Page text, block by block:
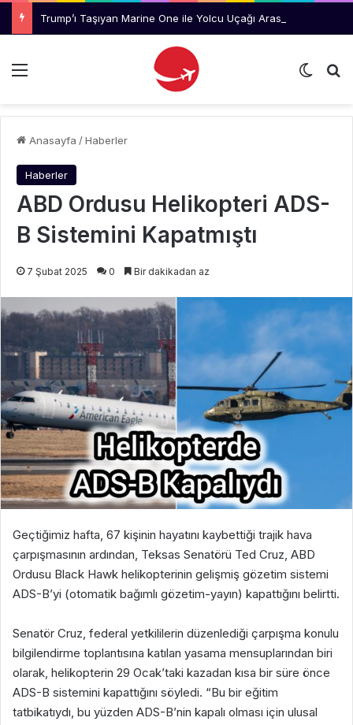
Menü Dış
Anasayfa /Haberler
Haberler
ABD Ordusu Helikopteri ADS-
B Sistemini Kapatmıştı
7 Şubat 2025 0 Bir dakikadan az
Geçtiğimiz hafta, 67 kişinin hayatını kaybettiği trajik hava
çarpışmasının ardından, Teksas Senatörü Ted Cruz, ABD
Ordusu Black Hawk helikopterinin gelişmiş gözetim sistemi
ADS-B’yi (otomatik bağımlı gözetim-yayın) kapattığını belirtti.
Senatör Cruz, federal yetkililerin düzenlediği çarpışma konulu
bilgilendirme toplantısına katılan yasama mensuplarından biri
olarak, helikopterin 29 Ocak’taki kazadan kısa bir süre önce
ADS-B sistemini kapattığını söyledi. “Bu bir eğitim
tatbikatıydı, bu yüzden ADS-B’nin kapalı olması için ulusal